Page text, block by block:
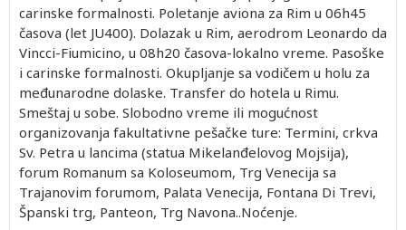
carinske formalnosti. Poletanje aviona za Rim u 06h45
časova (let JU400). Dolazak u Rim, aerodrom Leonardo da
Vincci-Fiumicino, u 08h20 časova-lokalno vreme. Pasoške
i carinske formalnosti. Okupljanje sa vodičem u holu za
međunarodne dolaske. Transfer do hotela u Rimu.
Smeštaj u sobe. Slobodno vreme ili mogućnost
organizovanja fakultativne pešačke ture: Termini, crkva
Sv. Petra u lancima (statua Mikelanđelovog Mojsija),
forum Romanum sa Koloseumom, Trg Venecija sa
Trajanovim forumom, Palata Venecija, Fontana Di Trevi,
Španski trg, Panteon, Trg Navona..Noćenje.